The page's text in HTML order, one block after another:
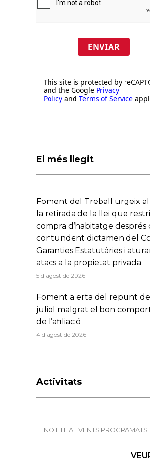
ENVIAR
This site is protected by
and the Google Privacy
Policy and Terms of Service
El més llegit
Foment del Treball urgeix
la retirada de la llei que
compra d’habitatge després
contundent dictamen del
Garanties Estatutàries i
atacs a la propietat privada
5 d'agost de 2026
Foment alerta del repunt de
juliol malgrat el bon
de l’afiliació
4 d'agost de 2026
Activitats
NO HI HA EVENTS PROGRAMATS